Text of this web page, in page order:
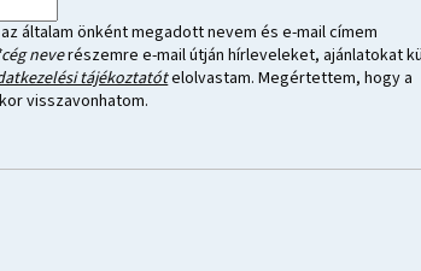
általam önként megadott nevem és e-mail címem
neverészemre e-mail útján hírleveleket, ajánlatokat
tájékoztatótelolvastam. Megértettem, hogy a
visszavonhatom.